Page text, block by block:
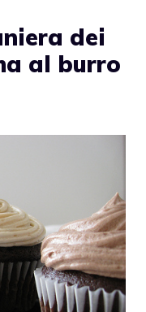
dei
al burro